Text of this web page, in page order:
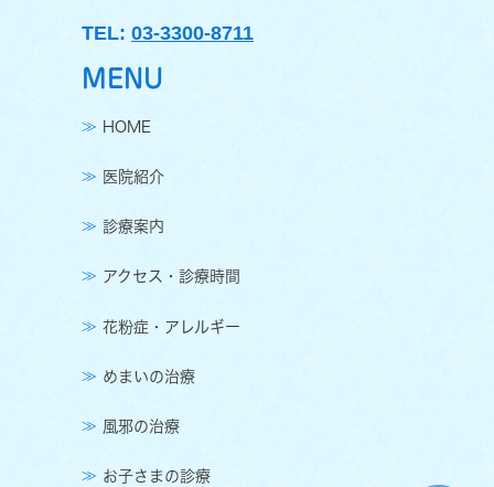
TEL: 03-3300-8711
MENU
HOME
医院紹介
診療案内
アクセス・診療時間
花粉症・アレルギー
めまいの治療
風邪の治療
お子さまの診療